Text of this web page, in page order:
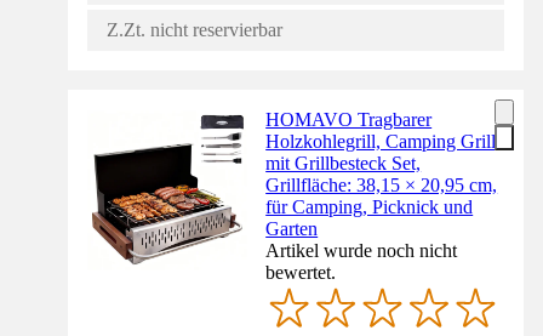
Z.Zt. nicht reservierbar
HOMAVO Tragbarer
Holzkohlegrill, Camping Grill
mit Grillbesteck Set,
Grillfläche: 38,15 × 20,95 cm,
für Camping, Picknick und
Garten
Artikel wurde noch nicht
bewertet.